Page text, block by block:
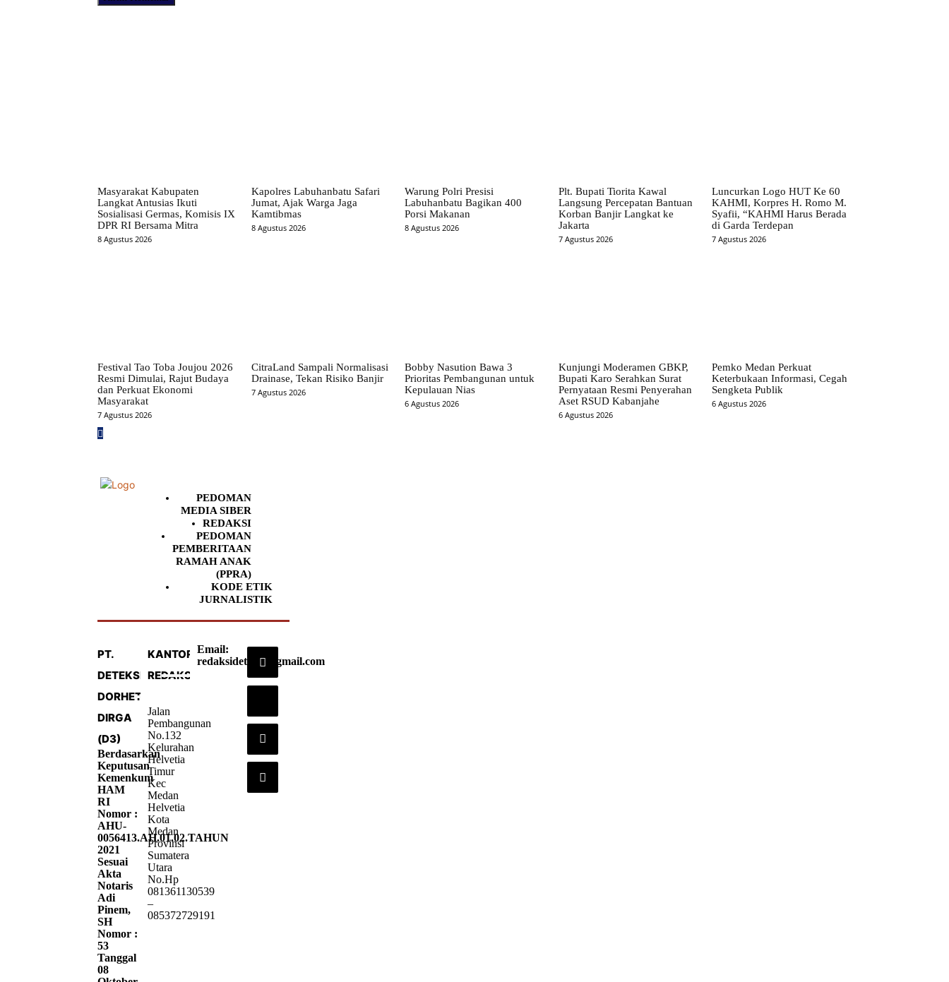
Masyarakat Kabupaten
Langkat Antusias Ikuti
Sosialisasi Germas, Komisis IX
DPR RI Bersama Mitra
8 Agustus 2026
Kapolres Labuhanbatu Safari
Jumat, Ajak Warga Jaga
Kamtibmas
8 Agustus 2026
Warung Polri Presisi
Labuhanbatu Bagikan 400
Porsi Makanan
8 Agustus 2026
Plt. Bupati Tiorita Kawal
Langsung Percepatan Bantuan
Korban Banjir Langkat ke
Jakarta
7 Agustus 2026
Luncurkan Logo HUT Ke 60
KAHMI, Korpres H. Romo M.
Syafii, “KAHMI Harus Berada
di Garda Terdepan
7 Agustus 2026
Festival Tao Toba Joujou 2026
Resmi Dimulai, Rajut Budaya
dan Perkuat Ekonomi
Masyarakat
7 Agustus 2026
CitraLand Sampali Normalisasi
Drainase, Tekan Risiko Banjir
7 Agustus 2026
Bobby Nasution Bawa 3
Prioritas Pembangunan untuk
Kepulauan Nias
6 Agustus 2026
Kunjungi Moderamen GBKP,
Bupati Karo Serahkan Surat
Pernyataan Resmi Penyerahan
Aset RSUD Kabanjahe
6 Agustus 2026
Pemko Medan Perkuat
Keterbukaan Informasi, Cegah
Sengketa Publik
6 Agustus 2026
PEDOMAN
MEDIA SIBER
REDAKSI
PEDOMAN
PEMBERITAAN
RAMAH ANAK
(PPRA)
KODE ETIK
JURNALISTIK
PT.
DETEKSI
DORHETA
DIRGA
(D3)
Berdasarkan
Keputusan
Kemenkum
HAM
RI
Nomor :
AHU-
0056413.AH.01.02.TAHUN
2021
Sesuai
Akta
Notaris
Adi
Pinem,
SH
Nomor :
53
Tanggal
08
KANTOR
REDAKSI
Jalan
Pembangunan
No.132
Kelurahan
Helvetia
Timur
Kec
Medan
Helvetia
Kota
Medan
Provinsi
Sumatera
Utara
No.Hp
081361130539
–
085372729191
Email:
redaksideteksi@gmail.com